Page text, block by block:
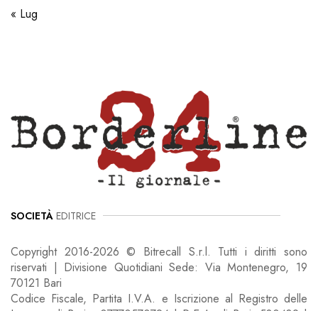
« Lug
SOCIETÀ EDITRICE
Copyright 2016-2026 © Bitrecall S.r.l. Tutti i diritti sono
riservati | Divisione Quotidiani Sede: Via Montenegro, 19
70121 Bari
Codice Fiscale, Partita I.V.A. e Iscrizione al Registro delle